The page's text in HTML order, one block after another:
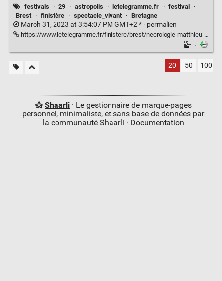
festivals · 29 · astropolis · letelegramme.fr · festival
·
Brest
· finistère · spectacle_vivant · Bretagne
March 31, 2023 at 3:54:07 PM GMT+2 * · permalien
https://www.letelegramme.fr/finistere/brest/necrologie-matthieu-guerre-berthelot-cofondateur-d-astropolis-quitte-la-scene-31-03-2023-13308596.php
·
20 50 100
Shaarli· Le gestionnaire de marque-pages
personnel, minimaliste, et sans base de données par
la communauté Shaarli · Documentation